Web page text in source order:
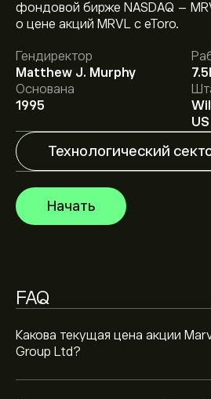
фондовой бирже NASDAQ –
о цене акций MRVL с eToro.
Гендиректор
Matthew J. Murphy
Основана
1995
US
Технологический
Начать
FAQ
Какова текущая цена акции
Group Ltd?
Текущая цена акции MRVL
Средняя целевая цена акции
Group Ltd составляет 218.72‎$‎.
eToro, чтобы получить
целевые цены от аналитиков.
Аналитики предоставляют
Marvell Technology Group Ltd,
рыночных тенденциях,
предполагаемом росте.
прогнозом для будущих
Согласно рекомендациям 29
Активная покупка